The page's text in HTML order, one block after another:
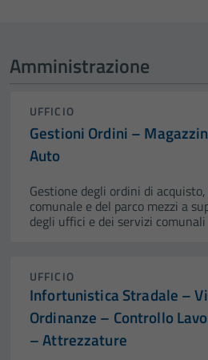
Amministrazione
UFFICIO
Gestioni Ordini –
Auto
Gestione degli ordini di
comunale e del parco mezzi a
degli uffici e dei servizi comunali
UFFICIO
Infortunistica Stradale –
Ordinanze – Controllo
– Attrezzature